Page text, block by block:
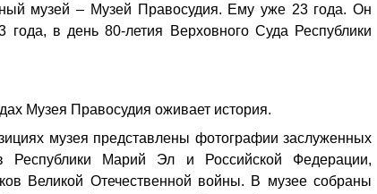
музей – Музей Правосудия. Ему уже 23 года. Он
в день 80-летия Верховного Суда Республики
Музея Правосудия оживает история.
музея представлены фотографии заслуженных
Республики Марий Эл и Российской Федерации,
Великой Отечественной войны. В музее собраны